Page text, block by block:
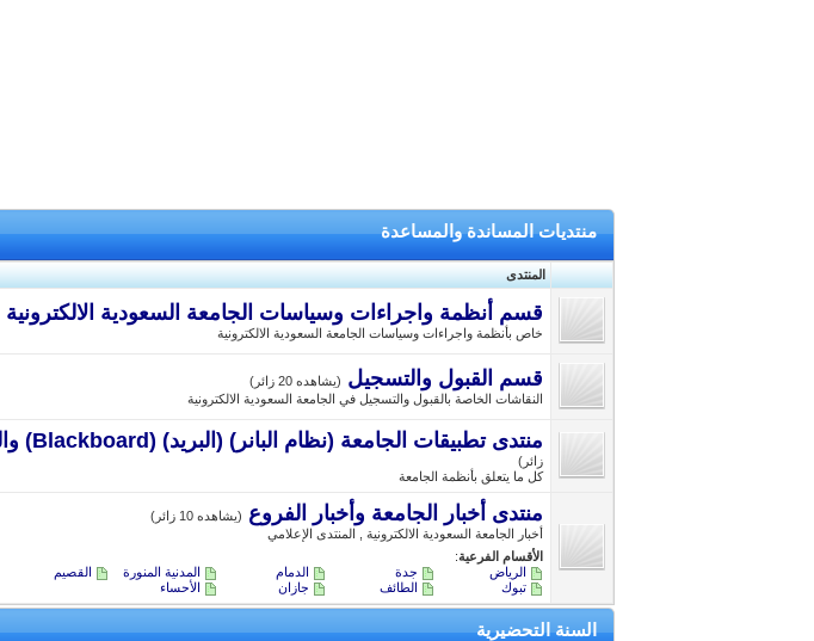
منتديات المساندة والمساعدة
المنتدى
قسم أنظمة واجراءات وسياسات الجامعة السعودية الالكترونية
خاص بأنظمة واجراءات وسياسات الجامعة السعودية الالكترونية
قسم القبول والتسجيل (يشاهده 20 زائر)
النقاشات الخاصة بالقبول والتسجيل في الجامعة السعودية الالكترونية
منتدى تطبيقات الجامعة (نظام البانر) (البريد) (Blackboard) والخدمات الطلابية
زائر)
كل ما يتعلق بأنظمة الجامعة
منتدى أخبار الجامعة وأخبار الفروع (يشاهده 10 زائر)
أخبار الجامعة السعودية الالكترونية , المنتدى الإعلامي
الأقسام الفرعية:
الرياض
جدة الدمام المدنية المنورة القصيم
تبوك
الطائف جازان الأحساء
السنة التحضيرية